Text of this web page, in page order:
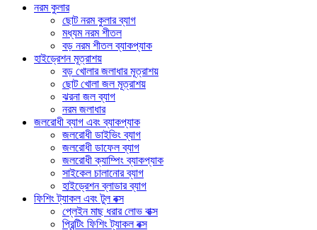
নরম কুলার
ছোট নরম কুলার ব্যাগ
মধ্যম নরম শীতল
বড় নরম শীতল ব্যাকপ্যাক
হাইড্রেশন মূত্রাশয়
বড় খোলার জলাধার মূত্রাশয়
ছোট খোলা জল মূত্রাশয়
ঝরনা জল ব্যাগ
নরম জলাধার
জলরোধী ব্যাগ এবং ব্যাকপ্যাক
জলরোধী ডাইভিং ব্যাগ
জলরোধী ডাফেল ব্যাগ
জলরোধী ক্যাম্পিং ব্যাকপ্যাক
সাইকেল চালানোর ব্যাগ
হাইড্রেশন ব্লাডার ব্যাগ
ফিশিং ট্যাকল এবং টুল বক্স
প্লেইন মাছ ধরার লোভ বাক্স
প্রিন্টিং ফিশিং ট্যাকল বক্স